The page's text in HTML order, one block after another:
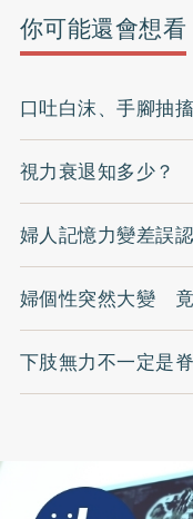
你可能還會想看
口吐白沫、手腳抽
視力衰退知多少？
婦人記憶力變差誤
婦個性突然大變 竟
下肢無力不一定是